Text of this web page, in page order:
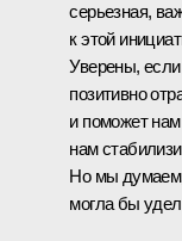
серьезная,
к этой
Уверены,
позитивно
и поможет
нам
Но мы думаем,
могла бы